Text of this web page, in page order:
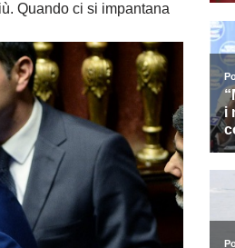
Quando ci si impantana